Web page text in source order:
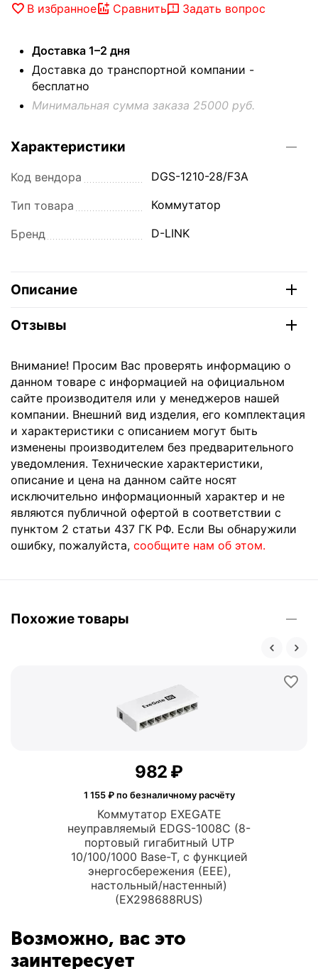
В избранное Сравнить Задать вопрос
Доставка 1–2 дня
Доставка до транспортной компании -
бесплатно
Минимальная сумма заказа 25000 руб.
Характеристики
Код вендора DGS-1210-28/F3A
Тип товара Коммутатор
Бренд D-LINK
Описание
Отзывы
Внимание! Просим Вас проверять информацию о
данном товаре с информацией на официальном
сайте производителя или у менеджеров нашей
компании. Внешний вид изделия, его комплектация
и характеристики с описанием могут быть
изменены производителем без предварительного
уведомления. Технические характеристики,
описание и цена на данном сайте носят
исключительно информационный характер и не
являются публичной офертой в соответствии с
пунктом 2 статьи 437 ГК РФ. Если Вы обнаружили
ошибку, пожалуйста, сообщите нам об этом.
Похожие товары
Коммутатор EXEGATE
неуправляемый EDGS-1008C (8-
портовый гигабитный UTP
10/100/1000 Base-T, с функцией
энергосбережения (EEE),
настольный/настенный)
(EX298688RUS)
‍982‍ ₽
1 155₽ по безналичному расчёту
Возможно, вас это
заинтересует